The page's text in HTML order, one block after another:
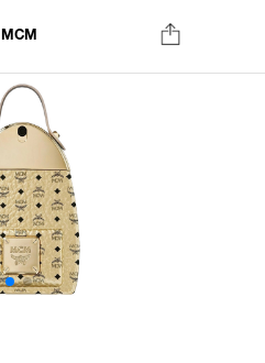
MCM